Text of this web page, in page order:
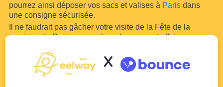
pourrez ainsi déposer vos sacs et valises à Paris dans
une consigne sécurisée.
Il ne faudrait pas gâcher votre visite de la Fête de la
musique de Paris en ayant vos bagages et affaires avec
à bagage ou un service de bagagerie à proximité de la
Fête de la musique de Paris , notre partenariat avec
X